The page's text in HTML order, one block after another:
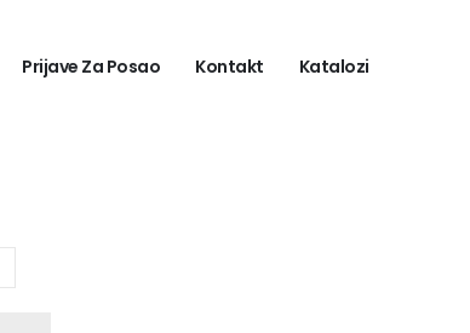
Prijave Za Posao Kontakt Katalozi